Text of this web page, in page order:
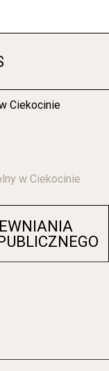
Ciekocinie
w Ciekocinie